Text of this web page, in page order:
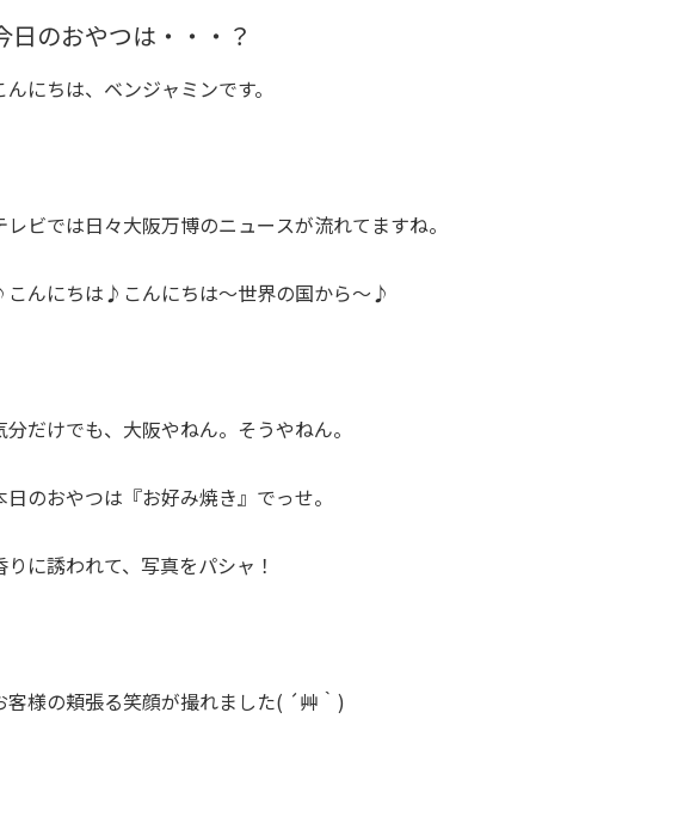
日のおやつは・・・？
んにちは、ベンジャミンです。
レビでは日々大阪万博のニュースが流れてますね。
んにちは♪こんにちは～世界の国から～♪
分だけでも、大阪やねん。そうやねん。
日のおやつは『お好み焼き』でっせ。
りに誘われて、写真をパシャ！
客様の頬張る笑顔が撮れました( ´艸｀)